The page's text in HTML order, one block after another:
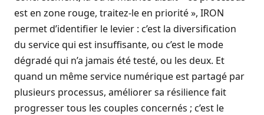
est en zone rouge, traitez-le en priorité », IRON
permet d’identifier le levier : c’est la diversification
du service qui est insuffisante, ou c’est le mode
dégradé qui n’a jamais été testé, ou les deux. Et
quand un même service numérique est partagé par
plusieurs processus, améliorer sa résilience fait
progresser tous les couples concernés ; c’est le